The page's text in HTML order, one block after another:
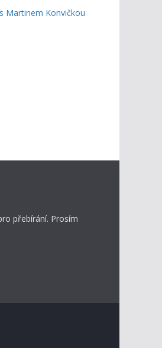
Martinem Konvičkou
přebírání. Prosím